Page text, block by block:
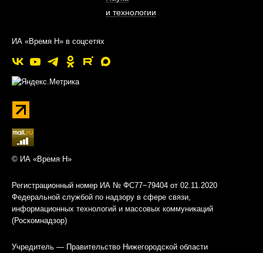
и технологии
ИА «Время Н» в соцсетях
© ИА «Время Н»
Регистрационный номер ИА № ФС77−79404 от 02.11.2020
Федеральной службой по надзору в сфере связи,
информационных технологий и массовых коммуникаций
(Роскомнадзор)
Учредитель — Правительство Нижегородской области